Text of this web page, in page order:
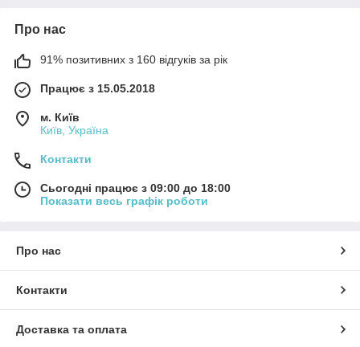
Про нас
91% позитивних з 160 відгуків за рік
Працює з 15.05.2018
м. Київ
Київ, Україна
Контакти
Сьогодні працює з 09:00 до 18:00
Показати весь графік роботи
Про нас
Контакти
Доставка та оплата